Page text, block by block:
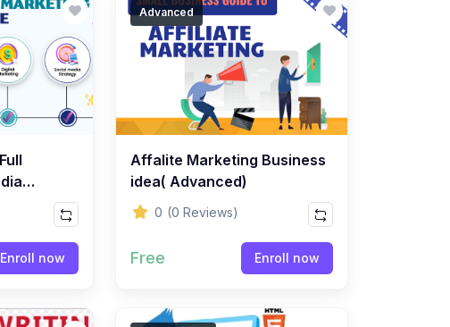
Enroll now
Advanced
Affalite Marketing Business
idea( Advanced)
0 (0 Reviews)
Free Enroll now